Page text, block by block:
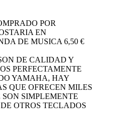
POR
EN
DE MUSICA 6,50 €
DE CALIDAD Y
PERFECTAMENTE
YAMAHA, HAY
QUE OFRECEN MILES
SIMPLEMENTE
OTROS TECLADOS